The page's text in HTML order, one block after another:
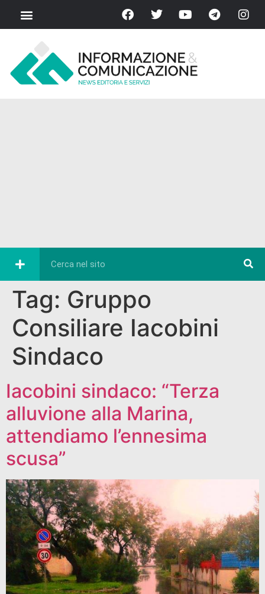
Tag: Gruppo
Consiliare Iacobini
Sindaco
Iacobini sindaco: “Terza
alluvione alla Marina,
attendiamo l’ennesima
scusa”